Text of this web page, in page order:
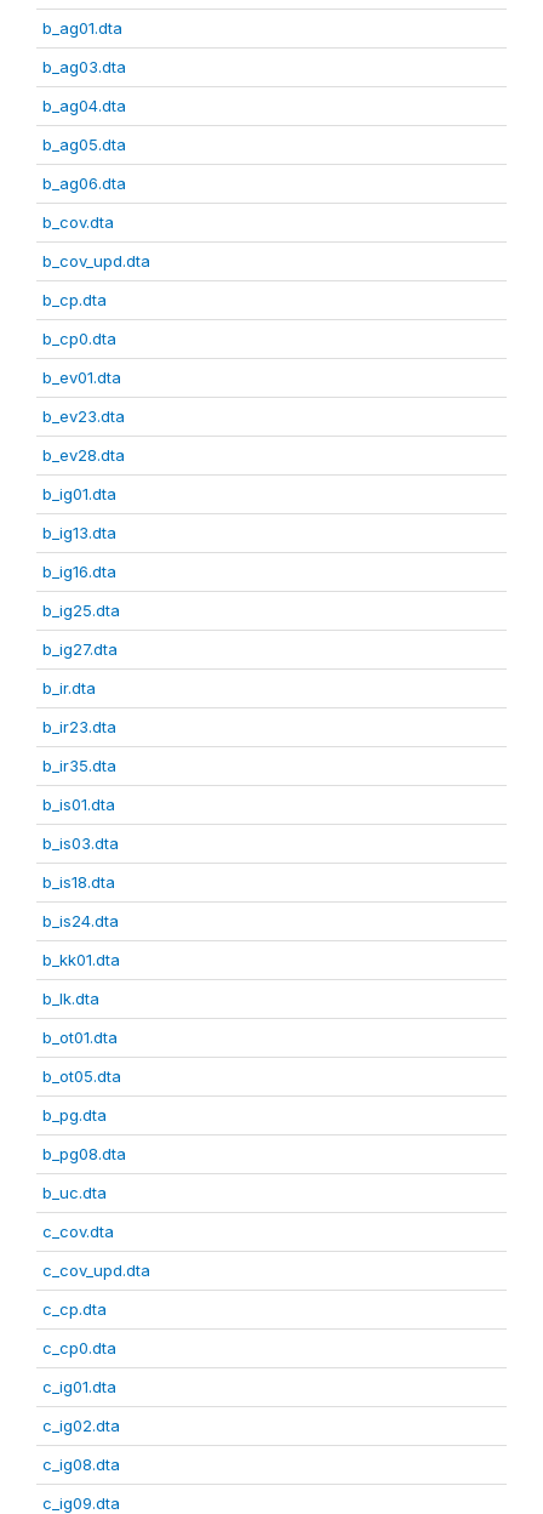
b_ag01.dta
b_ag03.dta
b_ag04.dta
b_ag05.dta
b_ag06.dta
b_cov.dta
b_cov_upd.dta
b_cp.dta
b_cp0.dta
b_ev01.dta
b_ev23.dta
b_ev28.dta
b_ig01.dta
b_ig13.dta
b_ig16.dta
b_ig25.dta
b_ig27.dta
b_ir.dta
b_ir23.dta
b_ir35.dta
b_is01.dta
b_is03.dta
b_is18.dta
b_is24.dta
b_kk01.dta
b_lk.dta
b_ot01.dta
b_ot05.dta
b_pg.dta
b_pg08.dta
b_uc.dta
c_cov.dta
c_cov_upd.dta
c_cp.dta
c_cp0.dta
c_ig01.dta
c_ig02.dta
c_ig08.dta
c_ig09.dta